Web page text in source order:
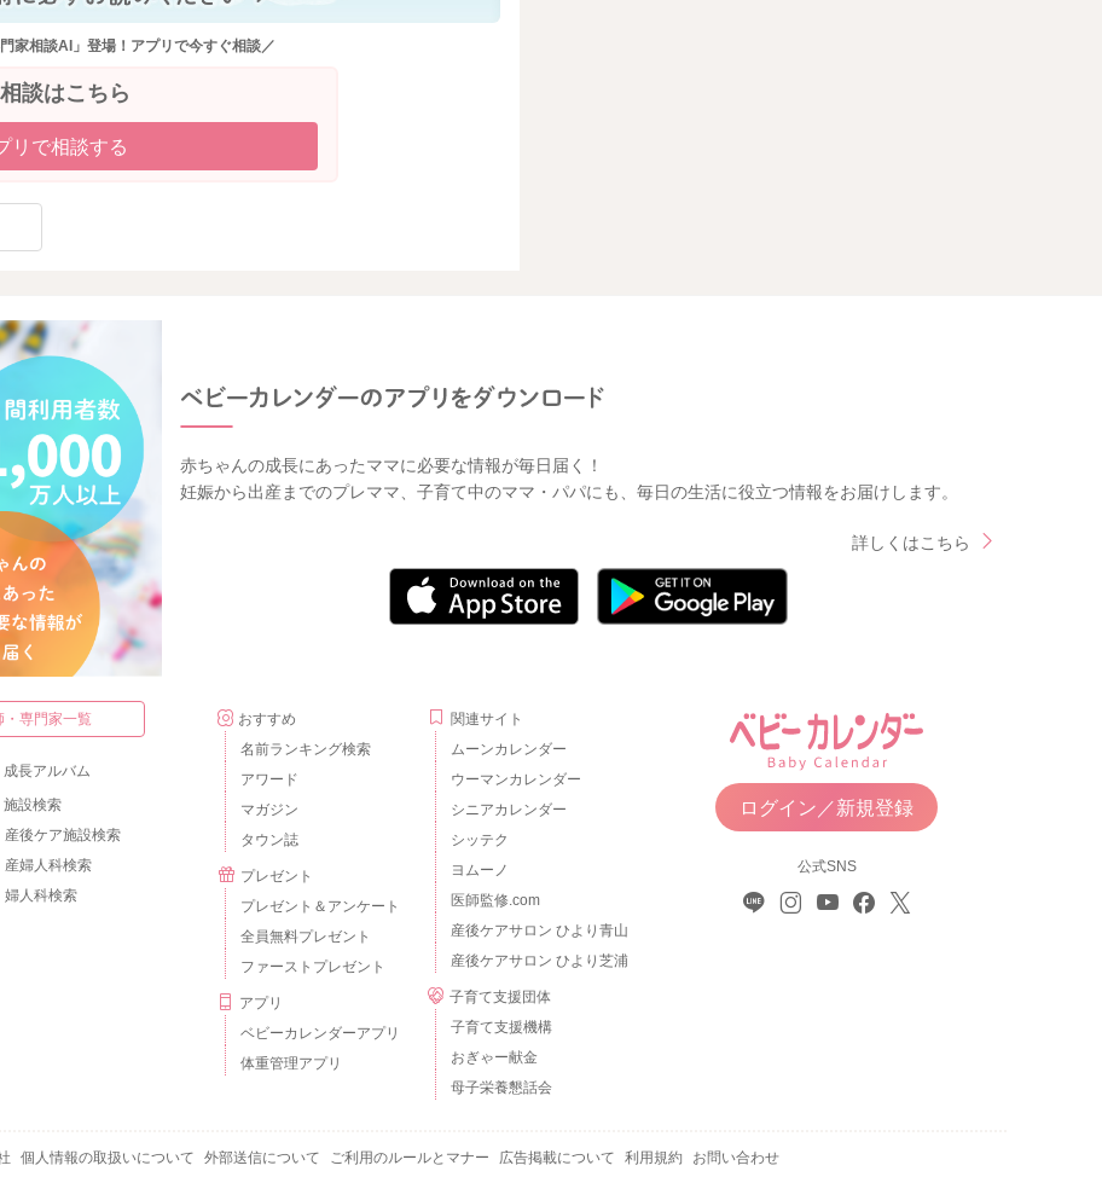
家相談AI」登場！アプリで今すぐ相談／
相談はこちら
リで相談する
赤ちゃんの成長にあったママに必要な情報が毎日届く！
妊娠から出産までのプレママ、子育て中のママ・パパにも、毎日の生活に役立つ情報をお届けします。
詳しくはこちら
・専門家一覧
成長アルバム
施設検索
産後ケア施設検索
産婦人科検索
婦人科検索
おすすめ
名前ランキング検索
アワード
マガジン
タウン誌
プレゼント
プレゼント＆アンケート
全員無料プレゼント
ファーストプレゼント
アプリ
ベビーカレンダーアプリ
体重管理アプリ
関連サイト
ムーンカレンダー
ウーマンカレンダー
シニアカレンダー
シッテク
ヨムーノ
医師監修.com
産後ケアサロン ひより青山
産後ケアサロン ひより芝浦
子育て支援団体
子育て支援機構
おぎゃー献金
母子栄養懇話会
ログイン／新規登録
公式SNS
個人情報の取扱いについて 外部送信について ご利用のルールとマナー 広告掲載について 利用規約 お問い合わせ